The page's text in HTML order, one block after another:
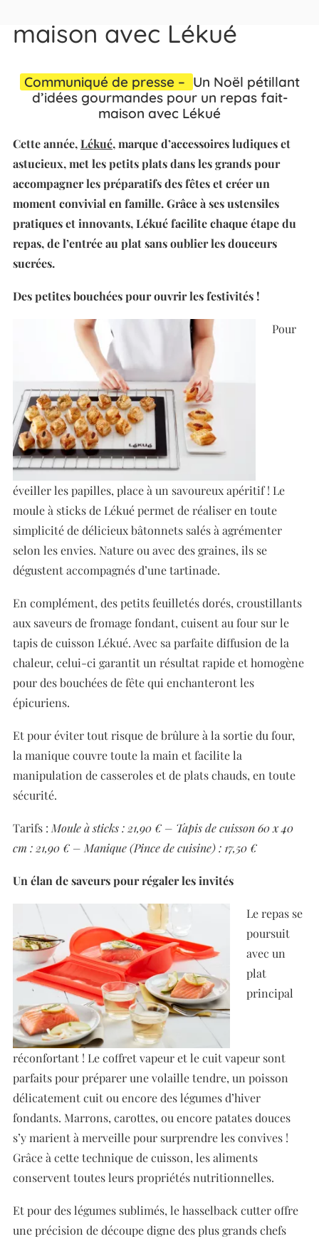
maison avec Lékué
Communiqué de presse – Un Noël pétillant
d’idées gourmandes pour un repas fait-
maison avec Lékué
Cette année,Lékué, marque d’accessoires ludiques et
astucieux, met les petits plats dans les grands pour
accompagner les préparatifs des fêtes et créer un
moment convivial en famille. Grâce à ses ustensiles
pratiques et innovants, Lékué facilite chaque étape du
repas, de l’entrée au plat sans oublier les douceurs
sucrées.
Des petites bouchées pour ouvrir les festivités !
Pour
éveiller les papilles, place à un savoureux apéritif ! Le
moule à sticks de Lékué permet de réaliser en toute
simplicité de délicieux bâtonnets salés à agrémenter
selon les envies. Nature ou avec des graines, ils se
dégustent accompagnés d’une tartinade.
En complément, des petits feuilletés dorés, croustillants
aux saveurs de fromage fondant, cuisent au four sur le
tapis de cuisson Lékué. Avec sa parfaite diffusion de la
chaleur, celui-ci garantit un résultat rapide et homogène
pour des bouchées de fête qui enchanteront les
épicuriens.
Et pour éviter tout risque de brûlure à la sortie du four,
la manique couvre toute la main et facilite la
manipulation de casseroles et de plats chauds, en toute
sécurité.
Tarifs : Moule à sticks : 21,90 € – Tapis de cuisson 60 x 40
cm : 21,90 € – Manique (Pince de cuisine) : 17,50 €
Un élan de saveurs pour régaler les invités
Le repas se
poursuit
avec un
plat
principal
réconfortant ! Le coffret vapeur et le cuit vapeur sont
parfaits pour préparer une volaille tendre, un poisson
délicatement cuit ou encore des légumes d’hiver
fondants. Marrons, carottes, ou encore patates douces
s’y marient à merveille pour surprendre les convives !
Grâce à cette technique de cuisson, les aliments
conservent toutes leurs propriétés nutritionnelles.
Et pour des légumes sublimés, le hasselback cutter offre
une précision de découpe digne des plus grands chefs